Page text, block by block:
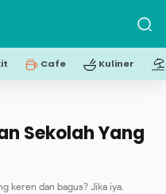
Cafe Kuliner
Sekolah Yang
keren dan bagus? Jika iya.